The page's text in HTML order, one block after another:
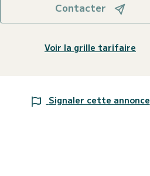
Contacter
Voir la grille tarifaire
Signaler cette annonce